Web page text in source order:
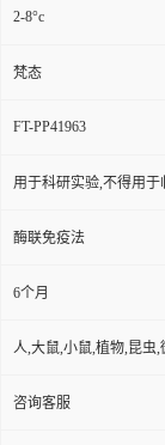
2-8°c
梵态
FT-PP41963
用于科研实验,不得用于
酶联免疫法
6个月
人,大鼠,小鼠,植物,昆虫,
咨询客服